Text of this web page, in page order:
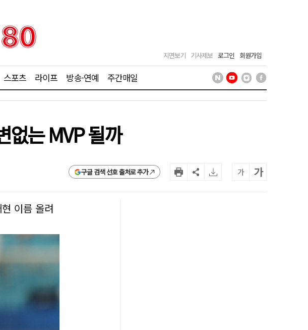
지면보기 기사제보 로그인 회원가입
스포츠 라이프 방송·연예 주간매일
없는 MVP 될까
구글 검색 선호 출처로 추가 가 가
이름 올려